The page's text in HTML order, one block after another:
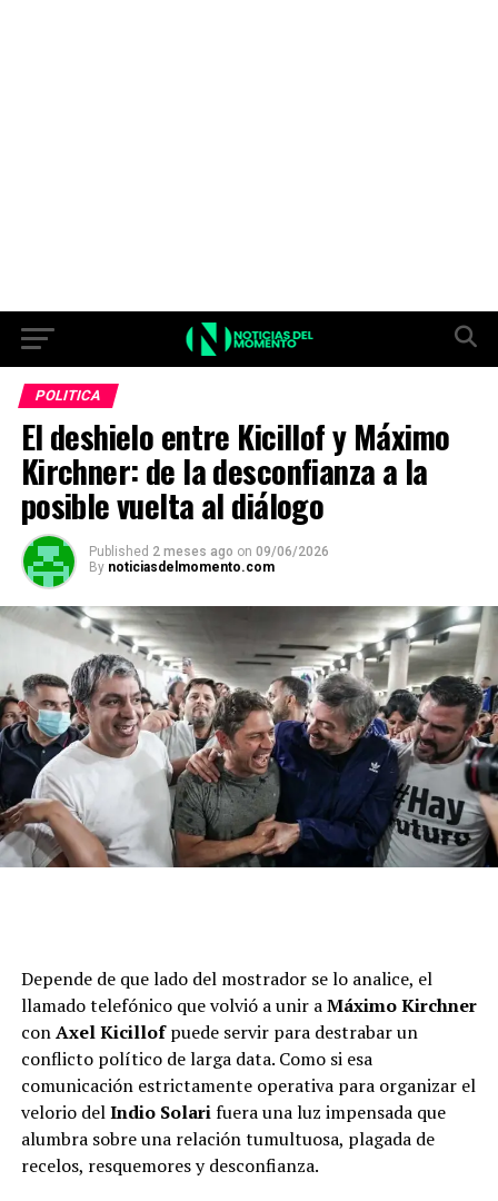
POLITICA
El deshielo entre Kicillof y Máximo
Kirchner: de la desconfianza a la
posible vuelta al diálogo
Published 2 meses ago on 09/06/2026
By noticiasdelmomento.com
Depende de que lado del mostrador se lo analice, el
llamado telefónico que volvió a unir aMáximo Kirchner
conAxel Kicillofpuede servir para destrabar un
conflicto político de larga data. Como si esa
comunicación estrictamente operativa para organizar el
velorio delIndio Solarifuera una luz impensada que
alumbra sobre una relación tumultuosa, plagada de
recelos, resquemores y desconfianza.